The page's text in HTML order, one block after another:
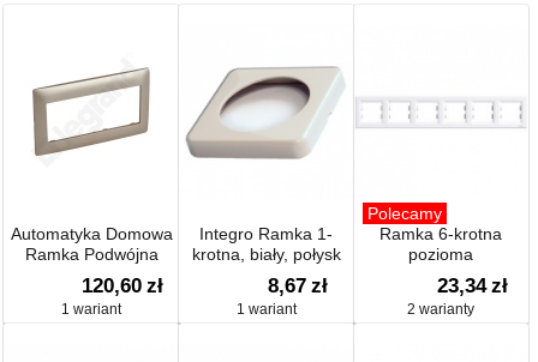
Automatyka Domowa
Ramka Podwójna
Pozioma
120,60 zł
1 wariant
Integro Ramka 1-
krotna, biały, połysk
8,67 zł
1 wariant
Polecamy
Ramka 6-krotna
pozioma
23,34 zł
2 warianty